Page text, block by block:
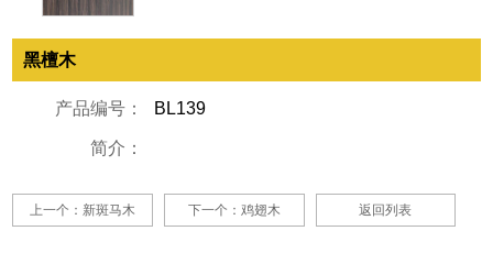
黑檀木
产品编号： BL139
简介：
上一个：新斑马木 下一个：鸡翅木 返回列表